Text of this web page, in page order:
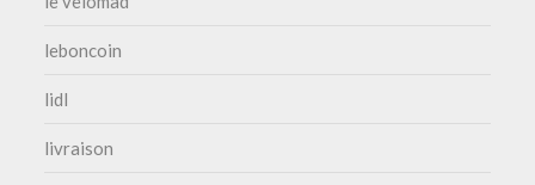
leboncoin
lidl
livraison